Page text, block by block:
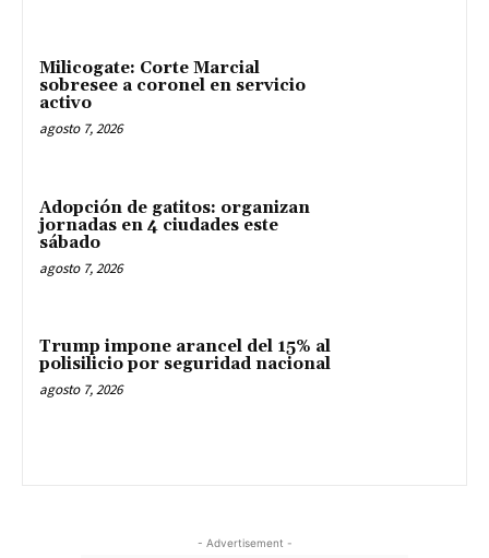
Milicogate: Corte Marcial
sobresee a coronel en servicio
activo
agosto 7, 2026
Adopción de gatitos: organizan
jornadas en 4 ciudades este
sábado
agosto 7, 2026
Trump impone arancel del 15% al
polisilicio por seguridad nacional
agosto 7, 2026
- Advertisement -